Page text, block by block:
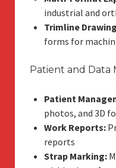
industrial and
Trimline
forms for
Patient and Data
Patient
photos, and 3D
Work Reports:
reports
Strap Marking: